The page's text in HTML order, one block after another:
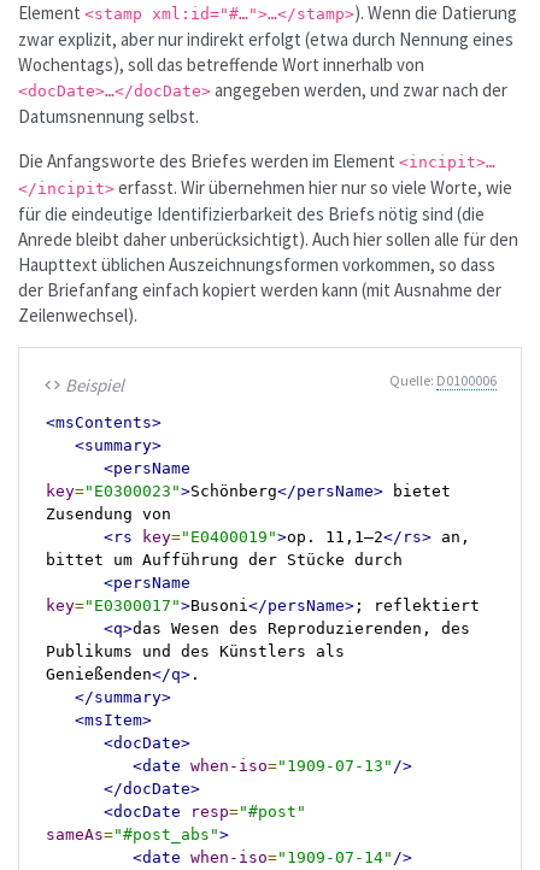
Element <stamp xml:id="#…">…</stamp>). Wenn die Datierung
zwar explizit, aber nur indirekt erfolgt (etwa durch Nennung eines
Wochentags), soll das betreffende Wort innerhalb von
<docDate>…</docDate> angegeben werden, und zwar nach der
Datumsnennung selbst.
Die Anfangsworte des Briefes werden im Element <incipit>…
</incipit> erfasst. Wir übernehmen hier nur so viele Worte, wie
für die eindeutige Identifizierbarkeit des Briefs nötig sind (die
Anrede bleibt daher unberücksichtigt). Auch hier sollen alle für den
Haupttext üblichen Auszeichnungsformen vorkommen, so dass
der Briefanfang einfach kopiert werden kann (mit Ausnahme der
Zeilenwechsel).
Quelle: D0100006
code Beispiel
<msContents>
<summary>
<persName
key="E0300023">Schönberg</persName> bietet
Zusendung von
<rs
key="E0400019">op. 11,1–2</rs> an,
bittet um Aufführung der Stücke durch
<persName
key="E0300017">Busoni</persName> ; reflektiert
<q>das Wesen des Reproduzierenden, des
Publikums und des Künstlers als
Genießenden</q> .
</summary>
<msItem>
<docDate>
<date when-iso="1909-07-13" />
</docDate>
<docDate
resp="#post"
sameAs="#post_abs">
<date when-iso="1909-07-14" />